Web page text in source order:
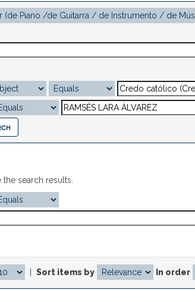
search results.
Sort items by In order